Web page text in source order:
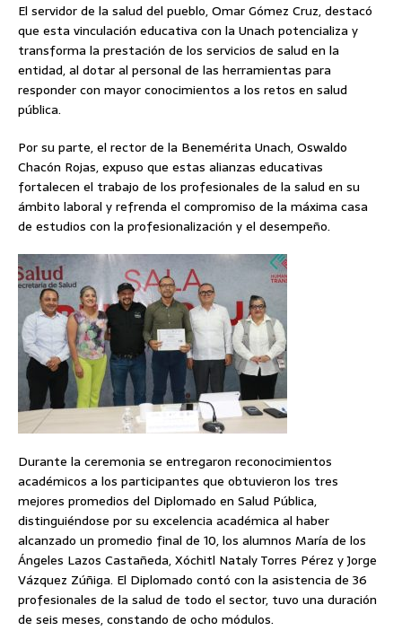
El servidor de la salud del pueblo, Omar Gómez Cruz, destacó
que esta vinculación educativa con la Unach potencializa y
transforma la prestación de los servicios de salud en la
entidad, al dotar al personal de las herramientas para
responder con mayor conocimientos a los retos en salud
pública.
Por su parte, el rector de la Benemérita Unach, Oswaldo
Chacón Rojas, expuso que estas alianzas educativas
fortalecen el trabajo de los profesionales de la salud en su
ámbito laboral y refrenda el compromiso de la máxima casa
de estudios con la profesionalización y el desempeño.
Durante la ceremonia se entregaron reconocimientos
académicos a los participantes que obtuvieron los tres
mejores promedios del Diplomado en Salud Pública,
distinguiéndose por su excelencia académica al haber
alcanzado un promedio final de 10, los alumnos María de los
Ángeles Lazos Castañeda, Xóchitl Nataly Torres Pérez y Jorge
Vázquez Zúñiga. El Diplomado contó con la asistencia de 36
profesionales de la salud de todo el sector, tuvo una duración
de seis meses, constando de ocho módulos.